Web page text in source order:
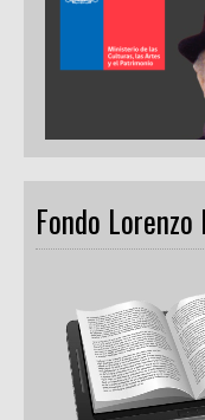
Fondo